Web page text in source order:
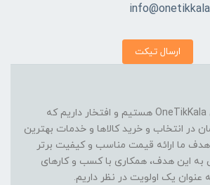
ارسال تیکت
ما فروشگاه اینترنتی OneTikKala هستیم و افتخار داریم که
در انتخاب و خرید کالاها و خدمات بهترین
هدف ما ارائه قیمت مناسب و کیفیت برتر
به این هدف، همکاری با کسب و کارهای
یک اولویت در نظر داریم.